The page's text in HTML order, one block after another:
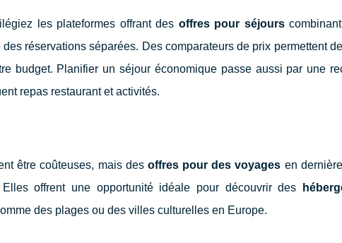
les plateformes offrant des offres pour séjours
réservations séparées. Des comparateurs de prix permettent
budget. Planifier un séjour économique passe aussi par une
repas restaurant et activités.
être coûteuses, mais des offres pour des voyages en
offrent une opportunité idéale pour découvrir des
des plages ou des villes culturelles en Europe.